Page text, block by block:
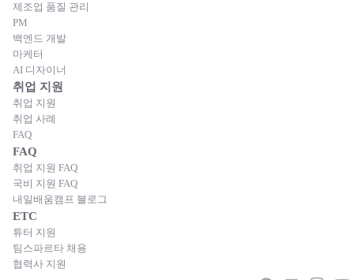
제조업 품질 관리
PM
백엔드 개발
마케터
AI 디자이너
취업 지원
취업 지원
취업 사례
FAQ
FAQ
취업 지원 FAQ
국비 지원 FAQ
내일배움캠프 블로그
ETC
튜터 지원
팀스파르타 채용
협력사 지원